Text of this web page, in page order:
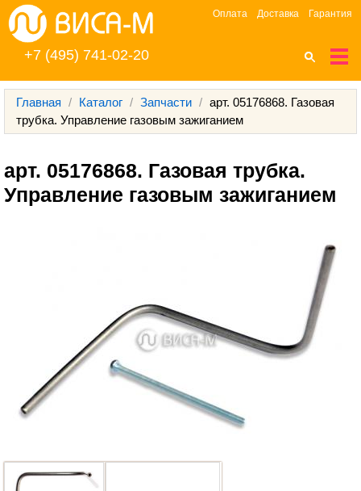
Оплата Доставка Гарантия
+7 (495) 741-02-20
Главная / Каталог / Запчасти / арт. 05176868. Газовая
трубка. Управление газовым зажиганием
арт. 05176868. Газовая трубка.
Управление газовым зажиганием